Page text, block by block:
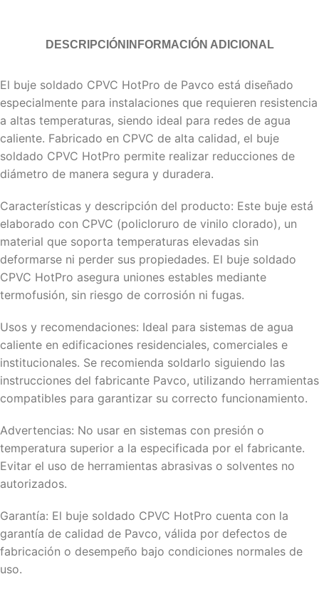
DESCRIPCIÓN INFORMACIÓN ADICIONAL
El buje soldado CPVC HotPro de Pavco está diseñado
especialmente para instalaciones que requieren resistencia
a altas temperaturas, siendo ideal para redes de agua
caliente. Fabricado en CPVC de alta calidad, el buje
soldado CPVC HotPro permite realizar reducciones de
diámetro de manera segura y duradera.
Características y descripción del producto: Este buje está
elaborado con CPVC (policloruro de vinilo clorado), un
material que soporta temperaturas elevadas sin
deformarse ni perder sus propiedades. El buje soldado
CPVC HotPro asegura uniones estables mediante
termofusión, sin riesgo de corrosión ni fugas.
Usos y recomendaciones: Ideal para sistemas de agua
caliente en edificaciones residenciales, comerciales e
institucionales. Se recomienda soldarlo siguiendo las
instrucciones del fabricante Pavco, utilizando herramientas
compatibles para garantizar su correcto funcionamiento.
Advertencias: No usar en sistemas con presión o
temperatura superior a la especificada por el fabricante.
Evitar el uso de herramientas abrasivas o solventes no
autorizados.
Garantía: El buje soldado CPVC HotPro cuenta con la
garantía de calidad de Pavco, válida por defectos de
fabricación o desempeño bajo condiciones normales de
uso.